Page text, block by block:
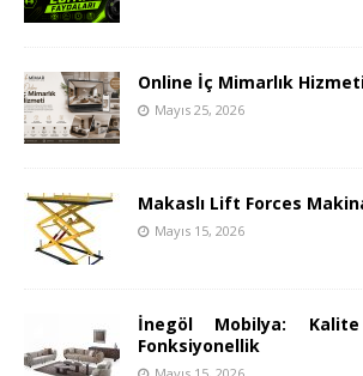
Online İç Mimarlık
Mayıs 25, 2026
Makaslı Lift Forces
Mayıs 15, 2026
İnegöl Mobilya:
Fonksiyonellik